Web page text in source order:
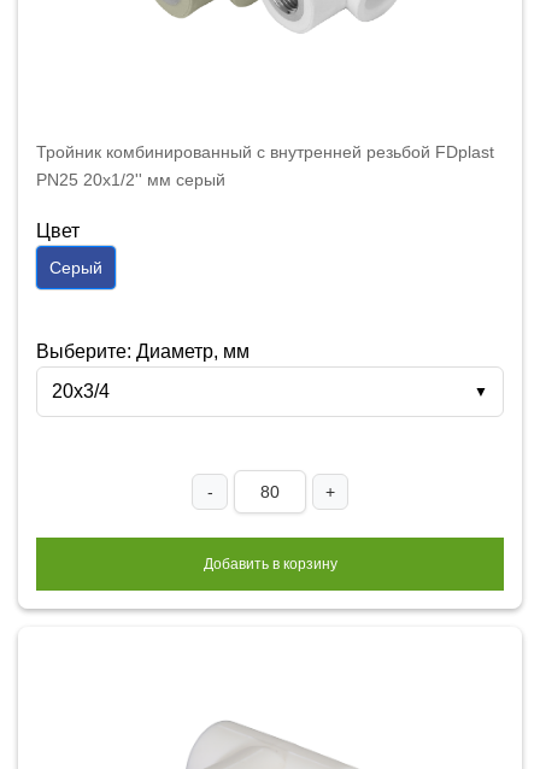
Тройник комбинированный с внутренней резьбой FDplast
PN25 20х1/2'' мм серый
Цвет
Серый
Выберите: Диаметр, мм
20х3/4
▼
- +
Добавить в корзину